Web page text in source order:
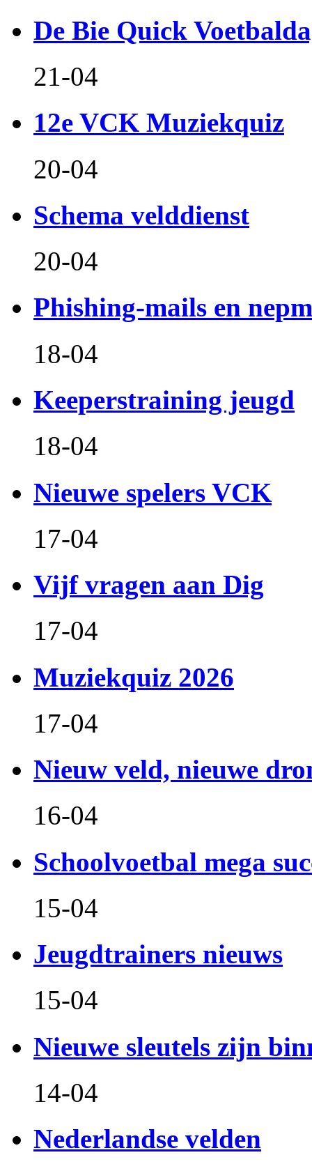
De Bie Quick
21-04
12e VCK Muziekquiz
20-04
Schema velddienst
20-04
Phishing-mails en
18-04
Keeperstraining jeugd
18-04
Nieuwe spelers VCK
17-04
Vijf vragen aan Dig
17-04
Muziekquiz 2026
17-04
Nieuw veld, nieuwe
16-04
Schoolvoetbal mega
15-04
Jeugdtrainers nieuws
15-04
Nieuwe sleutels zijn
14-04
Nederlandse velden